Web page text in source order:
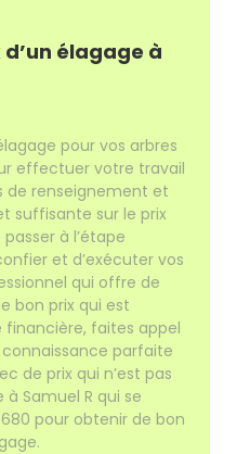
élagage à
pour vos arbres
effectuer votre travail
de renseignement et
suffisante sur le prix
à l’étape
et d’exécuter vos
qui offre de
bon prix qui est
faites appel
connaissance parfaite
de prix qui n’est pas
Samuel R qui se
pour obtenir de bon